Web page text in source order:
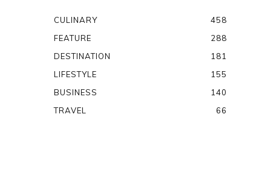
CULINARY
458
FEATURE
288
DESTINATION
181
LIFESTYLE
155
BUSINESS
140
TRAVEL
66